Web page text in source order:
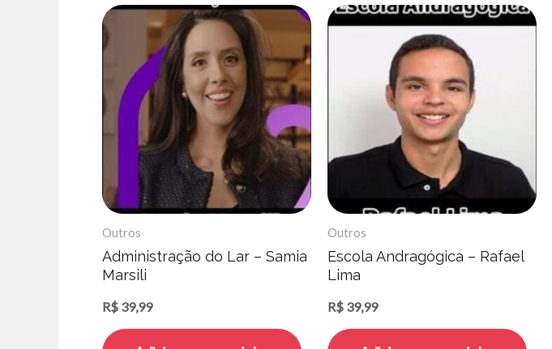
Outros
Administração do Lar – Samia
Marsili
R$ 39,99
Outros
Escola Andragógica – Rafael
Lima
R$ 39,99